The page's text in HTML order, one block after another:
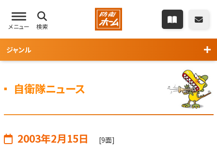
メニュー 検索
ジャンル
自衛隊ニュース
2003年2月15日 [9面]